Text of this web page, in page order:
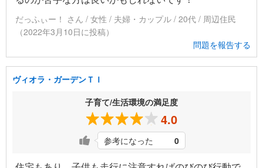
だっふぃー！ さん / 女性 / 夫婦・カップル / 20代 / 周辺住民
（2022年3月10日に投稿）
問題を報告する
ヴィオラ・ガーデンＴＩ
子育て/生活環境の満足度
4.0
参考になった 0